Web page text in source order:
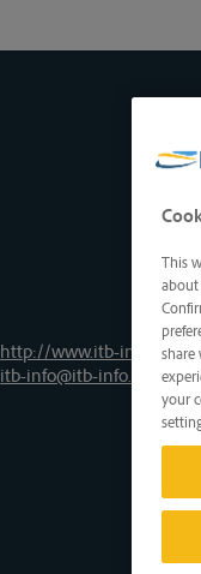
http://www.itb-info.be
itb-info@itb-info.be
This
about
share
your